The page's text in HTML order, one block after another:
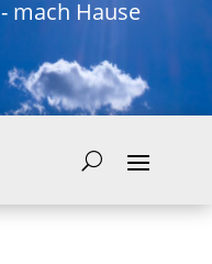
mach Hause